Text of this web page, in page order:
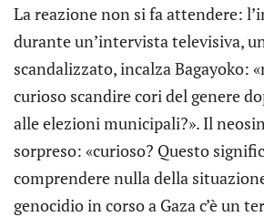
La reazione non si fa attendere:
durante un’intervista televisiva,
scandalizzato, incalza Bagayoko:
curioso scandire cori del genere
alle elezioni municipali?». Il
sorpreso: «curioso? Questo
comprendere nulla della
genocidio in corso a Gaza c’è un